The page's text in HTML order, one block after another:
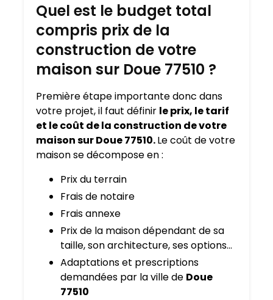
Quel est le budget total
compris prix de la
construction de votre
maison sur Doue 77510 ?
Première étape importante donc dans
votre projet, il faut définir le prix, le tarif
et le coût de la construction de votre
maison sur Doue 77510.Le coût de votre
maison se décompose en :
Prix du terrain
Frais de notaire
Frais annexe
Prix de la maison dépendant de sa
taille, son architecture, ses options…
Adaptations et prescriptions
demandées par la ville de Doue
77510